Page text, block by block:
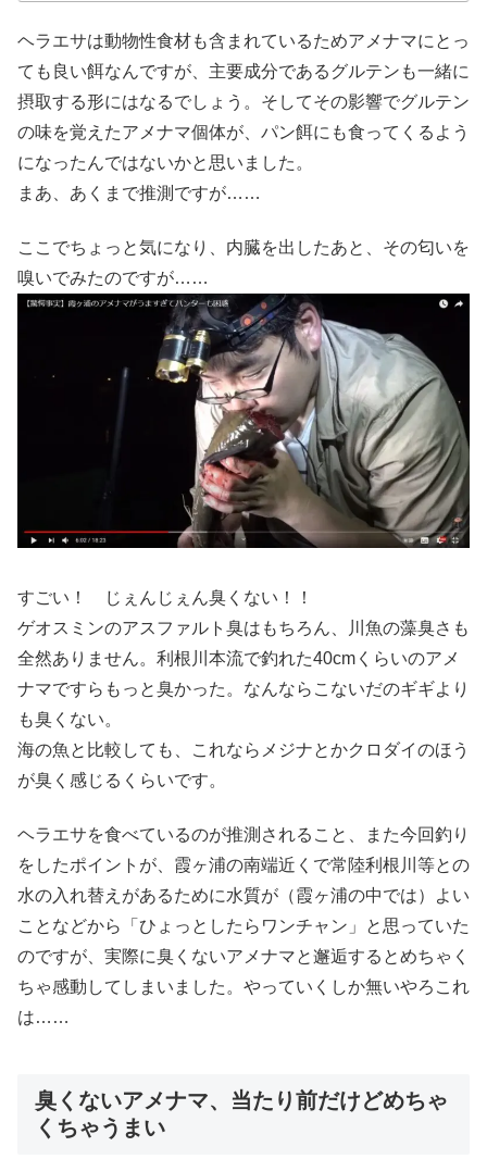
ヘラエサは動物性食材も含まれているためアメナマにとっ
ても良い餌なんですが、主要成分であるグルテンも一緒に
摂取する形にはなるでしょう。そしてその影響でグルテン
の味を覚えたアメナマ個体が、パン餌にも食ってくるよう
になったんではないかと思いました。
まあ、あくまで推測ですが……
ここでちょっと気になり、内臓を出したあと、その匂いを
嗅いでみたのですが……
すごい！ じぇんじぇん臭くない！！
ゲオスミンのアスファルト臭はもちろん、川魚の藻臭さも
全然ありません。利根川本流で釣れた40cmくらいのアメ
ナマですらもっと臭かった。なんならこないだのギギより
も臭くない。
海の魚と比較しても、これならメジナとかクロダイのほう
が臭く感じるくらいです。
ヘラエサを食べているのが推測されること、また今回釣り
をしたポイントが、霞ヶ浦の南端近くで常陸利根川等との
水の入れ替えがあるために水質が（霞ヶ浦の中では）よい
ことなどから「ひょっとしたらワンチャン」と思っていた
のですが、実際に臭くないアメナマと邂逅するとめちゃく
ちゃ感動してしまいました。やっていくしか無いやろこれ
は……
臭くないアメナマ、当たり前だけどめちゃ
くちゃうまい